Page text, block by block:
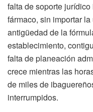
falta de soporte
fármaco, sin importar
antigüedad de la
establecimiento,
falta de planeación
crece mientras las
de miles de
interrumpidos.